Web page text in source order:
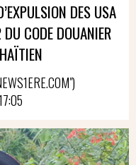
DES USA
CODE DOUANIER